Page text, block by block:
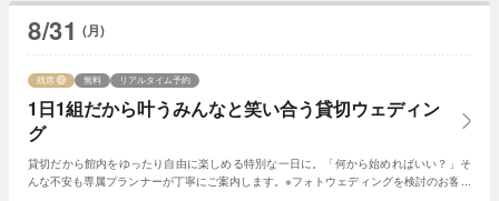
8/31 (月)
1日1組だから叶うみんなと笑い合う貸切ウェディン
グ
残席 無料 リアルタイム予約
貸切だから館内をゆったり自由に楽しめる特別な一日に。「何から始めればいい？」そ
んな不安も専属プランナーが丁寧にご案内します。※フォトウェディングを検討のお客様